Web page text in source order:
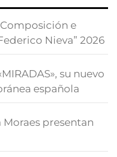
e
Nieva” 2026
su nuevo
española
presentan